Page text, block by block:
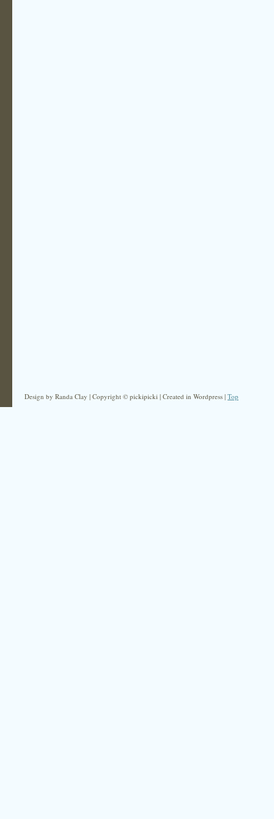
Design by Randa Clay | Copyright © pickipicki | Created in Wordpress | Top